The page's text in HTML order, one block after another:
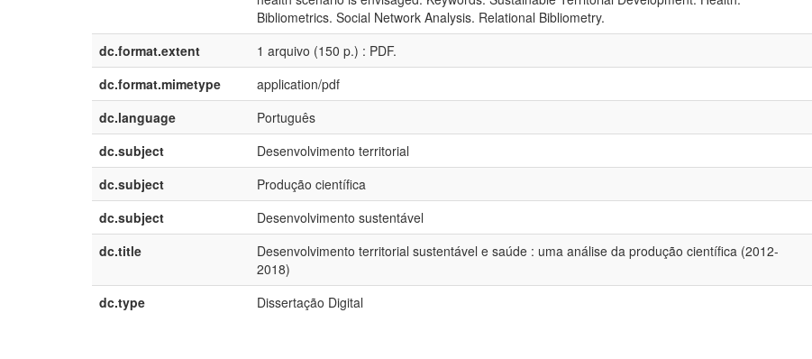
Bibliometrics. Social Network Analysis. Relational Bibliometry.
dc.format.extent 1 arquivo (150 p.) : PDF.
dc.format.mimetype
application/pdf
dc.language
Português
dc.subject
Desenvolvimento territorial
dc.subject
Produção científica
dc.subject
Desenvolvimento sustentável
dc.title
Desenvolvimento territorial sustentável e saúde : uma análise da produção científica (2012-
2018)
dc.type Dissertação Digital